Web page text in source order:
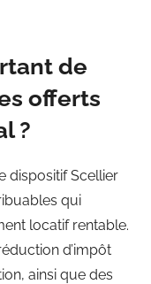
de
offerts
?
dispositif Scellier
qui
locatif rentable.
d’impôt
ainsi que des